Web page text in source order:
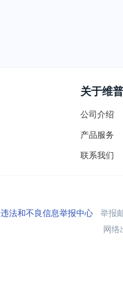
关于维普
公司介绍
产品服务
联系我们
违法和不良信息举报中心举报
网